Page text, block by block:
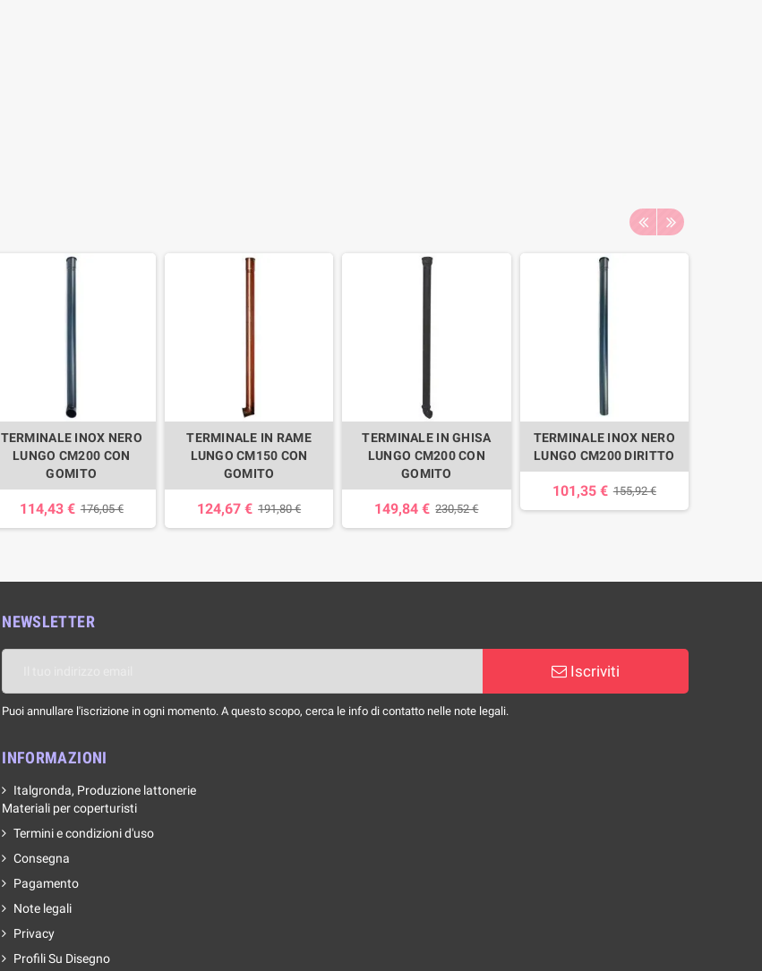
TERMINALE INOX NERO
LUNGO CM200 CON
GOMITO
114,43 € 176,05 €
TERMINALE IN RAME
LUNGO CM150 CON
GOMITO
124,67 € 191,80 €
TERMINALE IN GHISA
LUNGO CM200 CON
GOMITO
149,84 € 230,52 €
TERMINALE INOX NERO
LUNGO CM200 DIRITTO
101,35 € 155,92 €
NEWSLETTER
Iscriviti
Puoi annullare l'iscrizione in ogni momento. A questo scopo, cerca le info di contatto nelle note legali.
INFORMAZIONI
Italgronda, Produzione lattonerie
Materiali per coperturisti
Termini e condizioni d'uso
Consegna
Pagamento
Note legali
Privacy
Profili Su Disegno